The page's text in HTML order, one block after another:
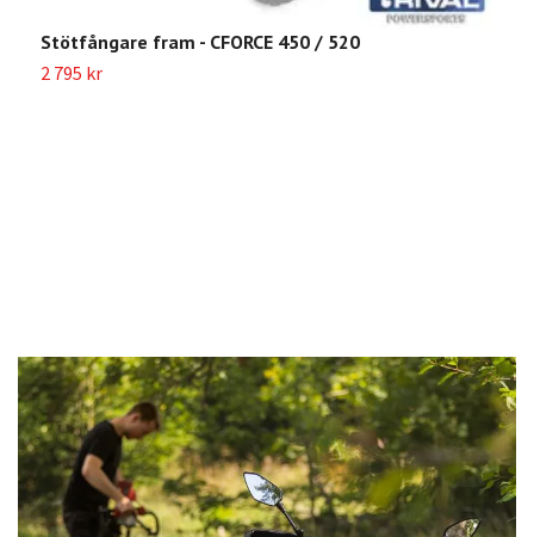
Stötfångare fram - CFORCE 450 / 520
2 795 kr